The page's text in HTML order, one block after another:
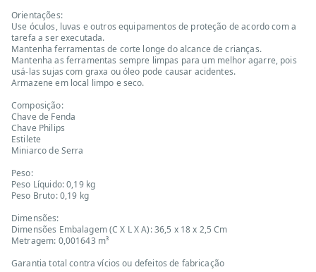
Orientações:
Use óculos, luvas e outros equipamentos de proteção de acordo com a
tarefa a ser executada.
Mantenha ferramentas de corte longe do alcance de crianças.
Mantenha as ferramentas sempre limpas para um melhor agarre, pois
usá-las sujas com graxa ou óleo pode causar acidentes.
Armazene em local limpo e seco.
Composição:
Chave de Fenda
Chave Philips
Estilete
Miniarco de Serra
Peso:
Peso Líquido: 0,19 kg
Peso Bruto: 0,19 kg
Dimensões:
Dimensões Embalagem (C X L X A): 36,5 x 18 x 2,5 Cm
Metragem: 0,001643 m³
Garantia total contra vícios ou defeitos de fabricação